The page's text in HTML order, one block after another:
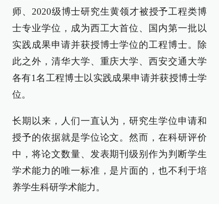
师、2020级博士研究生黄领才被授予工程类博
士专业学位，成为西工大首位、国内第一批以
实践成果申请并获授博士学位的工程博士。除
此之外，清华大学、重庆大学、西安交通大学
各有1名工程博士以实践成果申请并获授博士学
位。
长期以来，人们一直认为，研究生学位申请和
授予的依据就是学位论文。然而，在科研评价
中，将论文数量、发表期刊级别作为判断学生
学术能力的唯一标准，是片面的，也不利于培
养学生科研学术能力。